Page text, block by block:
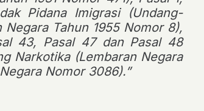
Pidana Imigrasi (Undang-
Tahun 1955 Nomor 8),
43, Pasal 47 dan Pasal 48
Narkotika (Lembaran Negara
Nomor 3086).”